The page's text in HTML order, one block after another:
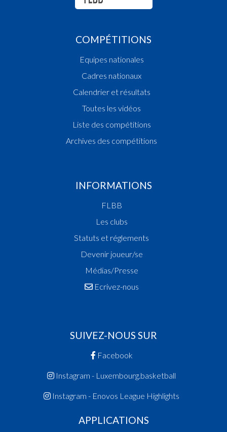
COMPÉTITIONS
Equipes nationales
Cadres nationaux
Calendrier et résultats
Toutes les vidéos
Liste des compétitions
Archives des compétitions
INFORMATIONS
FLBB
Les clubs
Statuts et réglements
Devenir joueur/se
Médias/Presse
Ecrivez-nous
SUIVEZ-NOUS SUR
Facebook
Instagram - Luxembourg.basketball
Instagram - Enovos League Highlights
APPLICATIONS